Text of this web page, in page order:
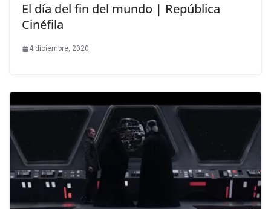
El día del fin del mundo | República
Cinéfila
4 diciembre, 2020